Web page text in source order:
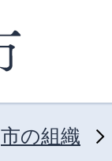
市の組織